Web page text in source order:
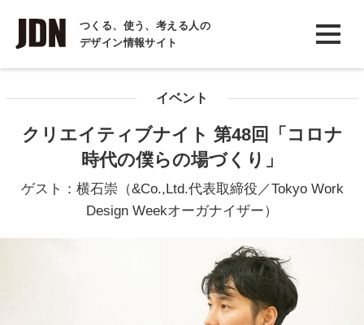
つくる、使う、考える人の
デザイン情報サイト
INTERVIEW
インタビュー
COLUMN
イベント
クリエイティブナイト 第48回「コロナ
時代の僕らの場づくり」
ゲスト：横石崇（&Co.,Ltd.代表取締役／Tokyo Work
Design Weekオーガナイザー）